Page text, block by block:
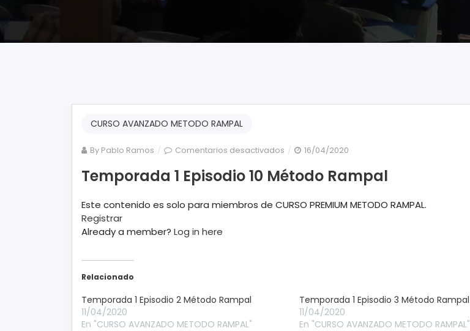
CURSO AVANZADO METODO RAMPAL
By Pablo Ramos Comentarios desactivados en
1
10
16/04/2020
Temporada 1 Episodio 10 Método Rampal
Este contenido es solo para miembros de CURSO PREMIUM METODO RAMPAL.
Registrar
Already a member? Log in here
Relacionado
Temporada 1 Episodio 2 Método Rampal
11/04/2020
En "CURSO AVANZADO METODO RAMPAL"
Temporada 1 Episodio 3 Método Rampal
11/04/2020
En "CURSO AVANZADO METODO RAMPAL"